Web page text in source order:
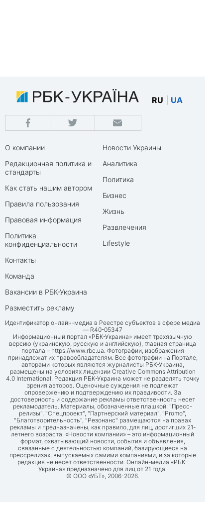
RU UA
О компании
Редакционная политика и
стандарты
Как стать нашим автором
Правила пользования
Правовая информация
Политика
конфиденциальности
Контакты
Команда
Вакансии в РБК-Украина
Разместить рекламу
Новости Украины
Аналитика
Политика
Бизнес
Жизнь
Развлечения
Lifestyle
Идентификатор онлайн-медиа в Реестре субъектов в сфере медиа
— R40-05347
Информационный портал «РБК-Украина» имеет трехязычную
версию (украинскую, русскую и английскую), главная страница
портала – https://www.rbc.ua. Фотографии, изображения
принадлежат их правообладателям. Все фотографии на Портале,
авторами которых являются журналисты РБК-Украина,
размещены на условиях лицензии Creative Commons Attribution
4.0 International. Редакция РБК-Украина может не разделять точку
зрения авторов. Оценочные суждения не подлежат
опровержению и подтверждению их правдивости. За
достоверность и содержание рекламы ответственность несет
рекламодатель. Материалы, обозначенные плашкой: "Пресс-
релизы", "Спецпроект", "Партнерский материал", "Promo",
"Благотворительность", "Резонанс" размещаются на правах
рекламы и предназначены, как правило, для лиц, достигших 21-
летнего возраста. «Новости компании» – это информационный
формат, охватывающий новости, события и объявления,
связанные с деятельностью компаний, базирующиеся на
прессрелизах, выпускаемых самими компаниями, и за которые
редакция не несет ответственности. Онлайн-медиа «РБК-
Украина» предназначено для лиц от 21 года.
© ООО «УБТ», 2006-2026.